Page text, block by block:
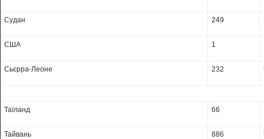
Судан 249
США 1
Сьєрра-Леоне 232
Таїланд 66
Тайвань 886